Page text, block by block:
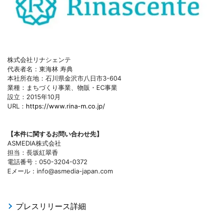
株式会社リナシェンテ
代表者名：東海林 寿典
本社所在地：石川県金沢市八日市3-604
業種：まちづくり事業、物販・EC事業
設立：2015年10月
URL： https://www.rina-m.co.jp/
【本件に関するお問い合わせ先】
ASMEDIA株式会社
担当：長坂紅翠香
電話番号：050-3204-0372
Eメール：info@asmedia-japan.com
プレスリリース詳細